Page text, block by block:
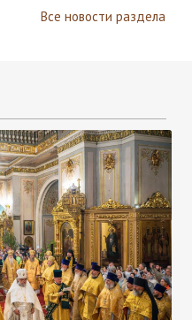
Все новости раздела